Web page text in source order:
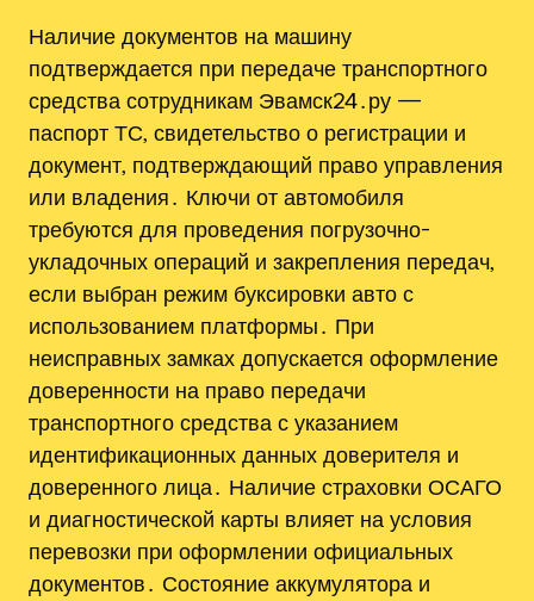
Наличие документов на машину
подтверждается при передаче транспортного
средства сотрудникам Эвамск24․ру —
паспорт ТС‚ свидетельство о регистрации и
документ‚ подтверждающий право управления
или владения․ Ключи от автомобиля
требуются для проведения погрузочно-
укладочных операций и закрепления передач‚
если выбран режим буксировки авто с
использованием платформы․ При
неисправных замках допускается оформление
доверенности на право передачи
транспортного средства с указанием
идентификационных данных доверителя и
доверенного лица․ Наличие страховки ОСАГО
и диагностической карты влияет на условия
перевозки при оформлении официальных
документов․ Состояние аккумулятора и